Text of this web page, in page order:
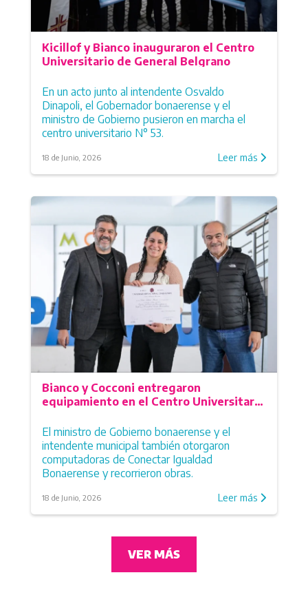
Mercedes
Monte Hermoso
Patagones
Pehuajó
Pila
Puan
Punta Indio
Rauch
Rivadavia
Roque Pérez
Salliqueló
San Andrés de Giles
San Cayetano
San Pedro
San Vicente
Suipacha
Tapalqué
Tornquist
Trenque Lauquen
Tres Arroyos
Villa Gesell
Kicillof y Bianco inauguraron el Centro
Universitario de General Belgrano
En un acto junto al intendente Osvaldo
Dinapoli, el Gobernador bonaerense y el
ministro de Gobierno pusieron en marcha el
centro universitario N° 53.
18 de Junio, 2026 Leer más
Bianco y Cocconi entregaron
equipamiento en el Centro Universitario
El ministro de Gobierno bonaerense y el
intendente municipal también otorgaron
computadoras de Conectar Igualdad
Bonaerense y recorrieron obras.
18 de Junio, 2026 Leer más
VER MÁS